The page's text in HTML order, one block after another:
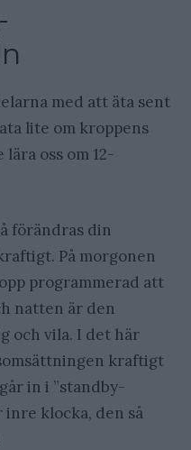
med att äta sent
lite om kroppens
oss om 12-
förändras din
På morgonen
programmerad att
natten är den
och vila. I det här
kraftigt
in i ”standby-
inre klocka, den så